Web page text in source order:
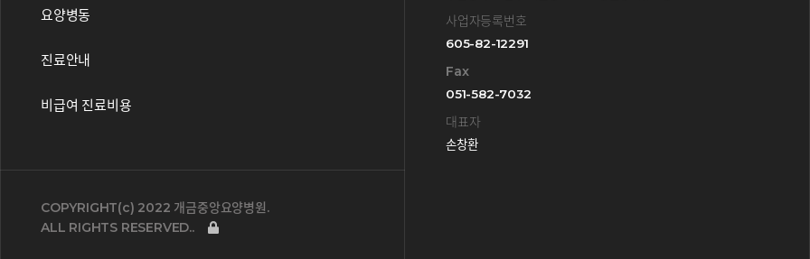
요양병동
진료안내
비급여 진료비용
COPYRIGHT(c) 2022 개금중앙요양병원.
ALL RIGHTS RESERVED..
사업자등록번호
605-82-12291
Fax
051-582-7032
대표자
손창환